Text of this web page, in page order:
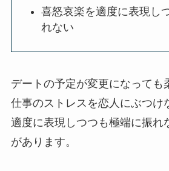
喜怒哀楽を適度に表現し
れない
デートの予定が変更になっても
仕事のストレスを恋人にぶつけ
適度に表現しつつも極端に振れ
があります。